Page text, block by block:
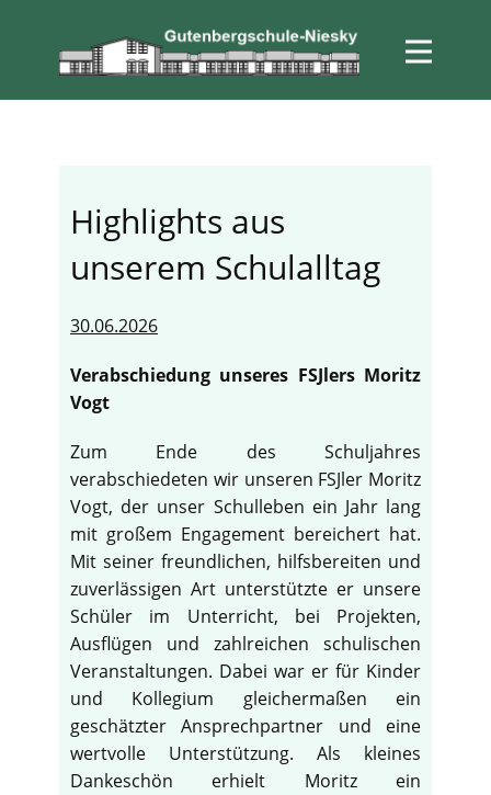
Highlights aus
unserem Schulalltag
30.06.2026
Verabschiedung unseres FSJlers Moritz
Vogt
Zum Ende des Schuljahres
verabschiedeten wir unseren FSJler Moritz
Vogt, der unser Schulleben ein Jahr lang
mit großem Engagement bereichert hat.
Mit seiner freundlichen, hilfsbereiten und
zuverlässigen Art unterstützte er unsere
Schüler im Unterricht, bei Projekten,
Ausflügen und zahlreichen schulischen
Veranstaltungen. Dabei war er für Kinder
und Kollegium gleichermaßen ein
geschätzter Ansprechpartner und eine
wertvolle Unterstützung. Als kleines
Dankeschön erhielt Moritz ein